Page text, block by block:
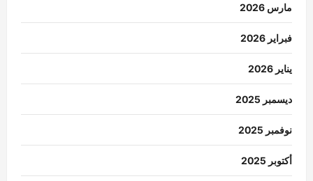
مارس 2026
فبراير 2026
يناير 2026
ديسمبر 2025
نوفمبر 2025
أكتوبر 2025